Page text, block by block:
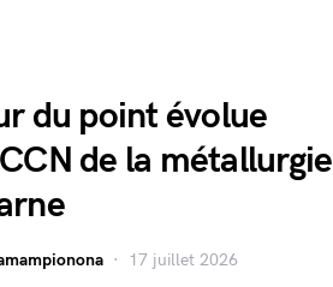
du point évolue
de la métallurgie
17 juillet 2026